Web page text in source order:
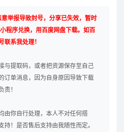
举报导致封号，分享已失效，暂时
程序兑换，用百度网盘下载。如百
联系我处理！
与提取码，或者把资源保存至自己
订单消息，因为自身原因导致下载
责！
由你自行处理，本人不对任何搭
持！是否售后支持由我随性而定。